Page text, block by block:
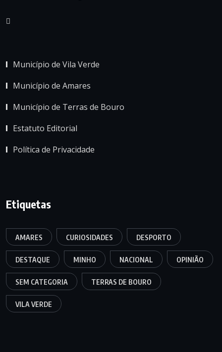
Município de Vila Verde
Município de Amares
Município de Terras de Bouro
Estatuto Editorial
Política de Privacidade
Etiquetas
AMARES CURIOSIDADES DESPORTO
DESTAQUE MINHO NACIONAL OPINIÃO
SEM CATEGORIA TERRAS DE BOURO
VILA VERDE